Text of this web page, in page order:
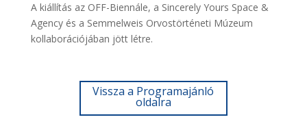
A kiállítás az OFF-Biennále, a Sincerely Yours Space &
Agency és a Semmelweis Orvostörténeti Múzeum
kollaborációjában jött létre.
Vissza a Programajánló
oldalra